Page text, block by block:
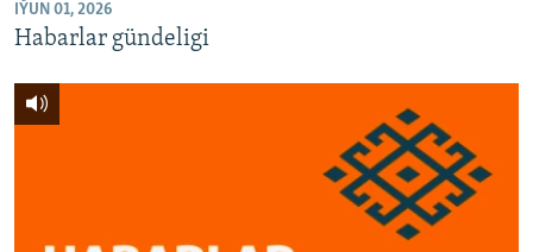
IÝUN 01, 2026
Habarlar gündeligi